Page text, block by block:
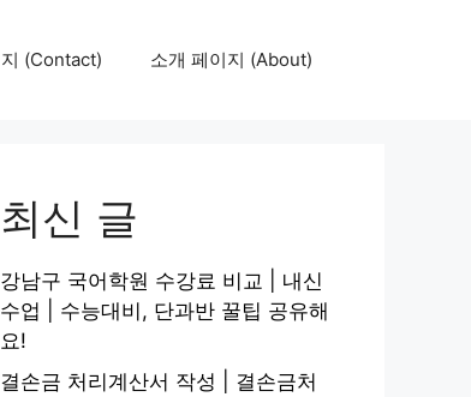
(Contact) 소개 페이지 (About)
최신 글
강남구 국어학원 수강료 비교 | 내신
수업 | 수능대비, 단과반 꿀팁 공유해
요!
결손금 처리계산서 작성 | 결손금처